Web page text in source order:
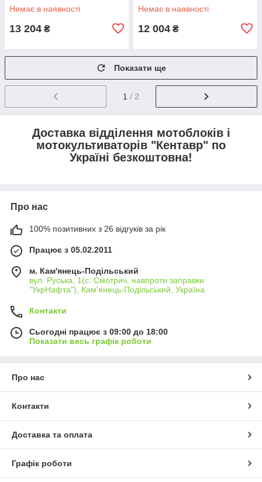
Немає в наявності
13 204 ₴
Немає в наявності
12 004 ₴
Показати ще
1 / 2
Доставка відділення мотоблоків і
мотокультиваторів "Кентавр" по
Україні безкоштовна!
Про нас
100% позитивних з 26 відгуків за рік
Працює з 05.02.2011
м. Кам'янець-Подільський
вул. Руська, 1(с. Смотрич, навпроти заправки
"УкрНафта"), Кам'янець-Подільський, Україна
Контакти
Сьогодні працює з 09:00 до 18:00
Показати весь графік роботи
Про нас
Контакти
Доставка та оплата
Графік роботи